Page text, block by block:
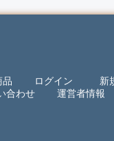
品 ログイン
新
合わせ
運営者情報